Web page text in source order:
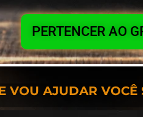
PERTENCER AO
VOU AJUDAR